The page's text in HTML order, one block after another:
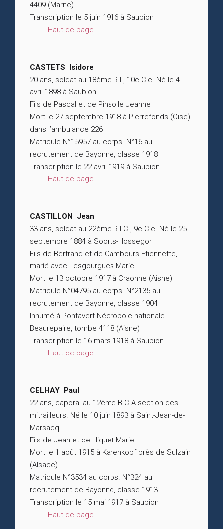
4409 (Marne)
Transcription le 5 juin 1916 à Saubion
-------- Haut de page
CASTETS Isidore
20 ans, soldat au 18ème R.I., 10e Cie. Né le 4
avril 1898 à Saubion
Fils de Pascal et de Pinsolle Jeanne
Mort le 27 septembre 1918 à Pierrefonds (Oise)
dans l’ambulance 226
Matricule N°15957 au corps. N°16 au
recrutement de Bayonne, classe 1918
Transcription le 22 avril 1919 à Saubion
-------- Haut de page
CASTILLON Jean
33 ans, soldat au 22ème R.I.C., 9e Cie. Né le 25
septembre 1884 à Soorts-Hossegor
Fils de Bertrand et de Cambours Etiennette,
marié avec Lesgourgues Marie
Mort le 13 octobre 1917 à Craonne (Aisne)
Matricule N°04795 au corps. N°2135 au
recrutement de Bayonne, classe 1904
Inhumé à Pontavert Nécropole nationale
Beaurepaire, tombe 4118 (Aisne)
Transcription le 16 mars 1918 à Saubion
-------- Haut de page
CELHAY Paul
22 ans, caporal au 12ème B.C.A section des
mitrailleurs. Né le 10 juin 1893 à Saint-Jean-de-
Marsacq
Fils de Jean et de Hiquet Marie
Mort le 1 août 1915 à Karenkopf près de Sulzain
(Alsace)
Matricule N°3534 au corps. N°324 au
recrutement de Bayonne, classe 1913
Transcription le 15 mai 1917 à Saubion
-------- Haut de page